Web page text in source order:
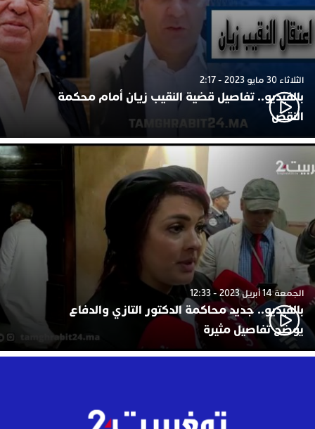
الثلاثاء 30 مايو 2023 - 2:17
بالفيديو.. تفاصيل قضية النقيب زيان أمام محكمة
النقض
الجمعة 14 أبريل 2023 - 12:33
بالفيديو.. جديد محاكمة الدكتور التازي والدفاع
يوضح تفاصيل مثيرة